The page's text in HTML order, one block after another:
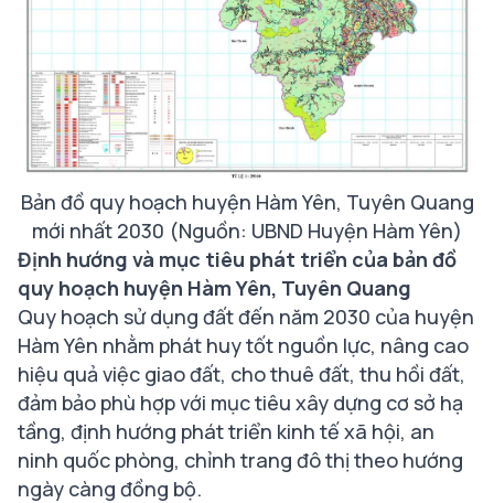
Bản đồ quy hoạch huyện Hàm Yên, Tuyên Quang
mới nhất 2030 (Nguồn: UBND Huyện Hàm Yên)
Định hướng và mục tiêu phát triển của bản đồ
quy hoạch huyện Hàm Yên, Tuyên Quang
Quy hoạch sử dụng đất đến năm 2030 của huyện
Hàm Yên nhằm phát huy tốt nguồn lực, nâng cao
hiệu quả việc giao đất, cho thuê đất, thu hồi đất,
đảm bảo phù hợp với mục tiêu xây dựng cơ sở hạ
tầng, định hướng phát triển kinh tế xã hội, an
ninh quốc phòng, chỉnh trang đô thị theo hướng
ngày càng đồng bộ.